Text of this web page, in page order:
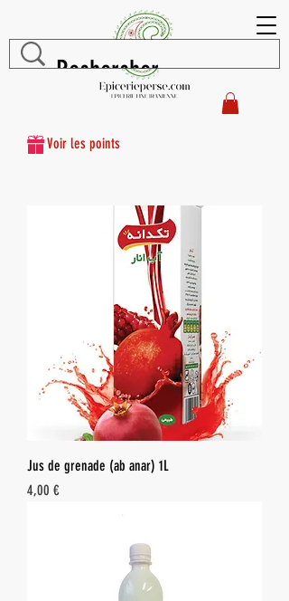
Voir les points
Jus de grenade (ab anar) 1L
Prix
4,00 €